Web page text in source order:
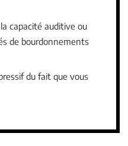
capacité auditive ou
de bourdonnements
du fait que vous